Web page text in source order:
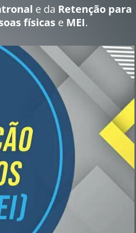
e da Retenção para
físicase MEI.